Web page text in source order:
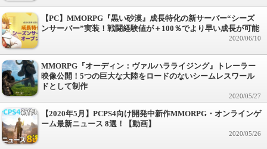
【PC】MMORPG『黒い砂漠』成長特化の新サーバー“シーズ
ンサーバー”実装！戦闘経験値が＋100％でより早い成長が可能
2020/06/10
MMORPG『オーディン：ヴァルハラライジング』トレーラー
映像公開！5つの巨大な大陸をロードのないシームレスワール
ドとして制作
2020/05/27
【2020年5月】PCPS4向け開発中新作MMORPG・オンラインゲ
ーム最新ニュース 8選！【動画】
2020/05/26